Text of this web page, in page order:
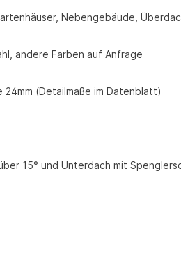
Nebengebäude,
andere Farben auf Anfrage
(Detailmaße im Datenblatt)
15° und Unterdach mit